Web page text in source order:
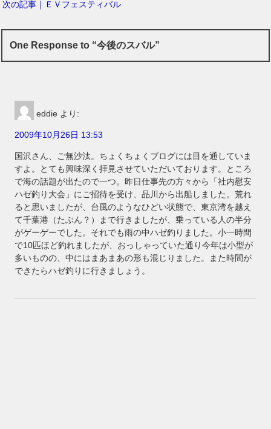
次の記事｜ＥＶフェスティバル
One Response to “今後のスバル”
eddie より:
2009年10月26日 13:53
国沢さん、ご無沙汰。ちょくちょくブログには目を通していま
すよ。とても興味深く拝見させていただいております。ところ
で海の話題が出たので一つ。昨日仕事先の方々から「社内慰安
ハゼ釣り大会」にご招待を受け、品川から出船しました。荒れ
ると思いましたが、台風のようなひどい状態で、東京湾を越え
て千葉港（たぶん？）まで行きましたが、乗っている人の半分
がゲーゲーでした。それでも雨の中ハゼ釣りました。小一時間
で10匹ほど釣れましたが、おっしゃっていた通り今年は小型が
多いものの、中にはまあまあの形も混じりました。また時間が
できたらハゼ釣りに行きましょう。